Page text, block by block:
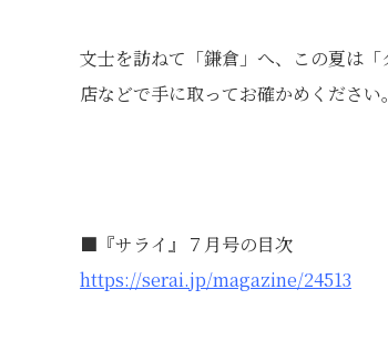
文士を訪ねて「鎌倉」へ、この夏は
店などで手に取ってお確かめください。
■『サライ』７月号の目次
https://serai.jp/magazine/24513